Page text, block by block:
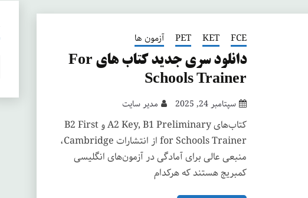
FCE
KET
PET
آزمون ها
دانلود سری جدید کتاب های For
Schools Trainer
سپتامبر 24, 2025 مدیر سایت
کتاب‌های A2 Key, B1 Preliminary و B2 First
for Schools Trainer از انتشارات Cambridge،
منبعی عالی برای آمادگی در آزمون‌های انگلیسی
کمبریج هستند که هرکدام